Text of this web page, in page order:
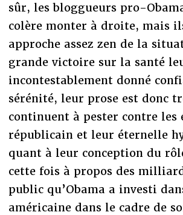
sûr, les bloggueurs pro-
colère monter à droite, mais
approche assez zen de la
grande victoire sur la santé
incontestablement donné
sérénité, leur prose est donc
continuent à pester contre les
républicain et leur éternelle
quant à leur conception du
cette fois à propos des
public qu’Obama a investi
américaine dans le cadre de